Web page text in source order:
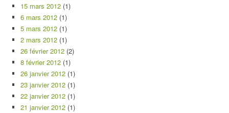
15 mars 2012 (1)
6 mars 2012 (1)
5 mars 2012 (1)
2 mars 2012 (1)
26 février 2012 (2)
8 février 2012 (1)
26 janvier 2012 (1)
23 janvier 2012 (1)
22 janvier 2012 (1)
21 janvier 2012 (1)